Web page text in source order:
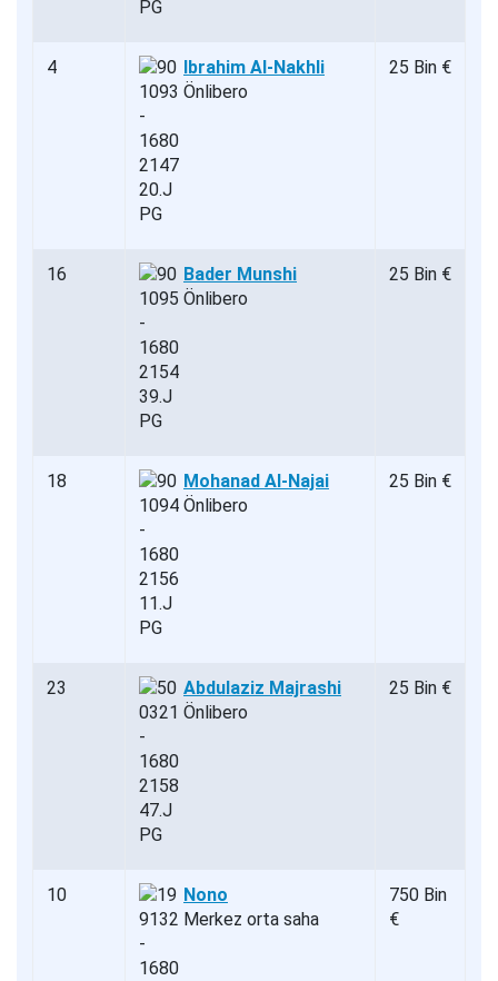
4
Ibrahim Al-Nakhli
Önlibero
25 Bin €
16
Bader Munshi
Önlibero
25 Bin €
18
Mohanad Al-Najai
Önlibero
25 Bin €
23
Abdulaziz Majrashi
Önlibero
25 Bin €
10
Nono
Merkez orta saha
750 Bin
€